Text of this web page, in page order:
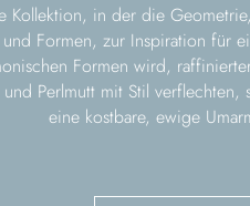
Kollektion, in der die
Formen, zur Inspiration für
Formen wird,
Perlmutt mit Stil verflechten,
eine kostbare, ewige